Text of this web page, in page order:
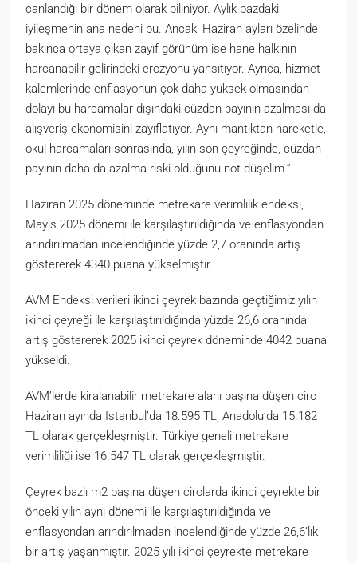
canlandığı bir dönem olarak biliniyor. Aylık bazdaki
iyileşmenin ana nedeni bu. Ancak, Haziran ayları özelinde
bakınca ortaya çıkan zayıf görünüm ise hane halkının
harcanabilir gelirindeki erozyonu yansıtıyor. Ayrıca, hizmet
kalemlerinde enflasyonun çok daha yüksek olmasından
dolayı bu harcamalar dışındaki cüzdan payının azalması da
alışveriş ekonomisini zayıflatıyor. Aynı mantıktan hareketle,
okul harcamaları sonrasında, yılın son çeyreğinde, cüzdan
payının daha da azalma riski olduğunu not düşelim.”
Haziran 2025 döneminde metrekare verimlilik endeksi,
Mayıs 2025 dönemi ile karşılaştırıldığında ve enflasyondan
arındırılmadan incelendiğinde yüzde 2,7 oranında artış
göstererek 4340 puana yükselmiştir.
AVM Endeksi verileri ikinci çeyrek bazında geçtiğimiz yılın
ikinci çeyreği ile karşılaştırıldığında yüzde 26,6 oranında
artış göstererek 2025 ikinci çeyrek döneminde 4042 puana
yükseldi.
AVM’lerde kiralanabilir metrekare alanı başına düşen ciro
Haziran ayında İstanbul’da 18.595 TL, Anadolu’da 15.182
TL olarak gerçekleşmiştir. Türkiye geneli metrekare
verimliliği ise 16.547 TL olarak gerçekleşmiştir.
Çeyrek bazlı m2 başına düşen cirolarda ikinci çeyrekte bir
önceki yılın aynı dönemi ile karşılaştırıldığında ve
enflasyondan arındırılmadan incelendiğinde yüzde 26,6’lık
bir artış yaşanmıştır. 2025 yılı ikinci çeyrekte metrekare